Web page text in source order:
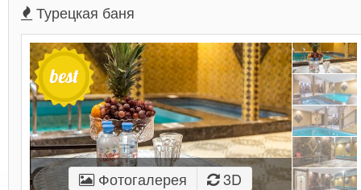
Турецкая баня
Фотогалерея 3D